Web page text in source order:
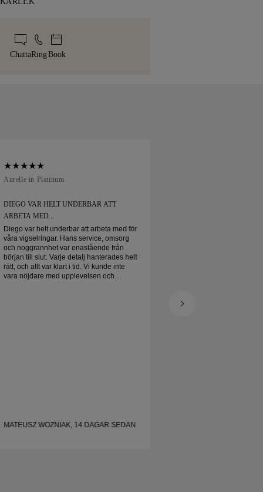
med leveransen. För vissa varor
eller Brinks. Skulle du inte vara helt
i vår ikoniska gula ask — elegant
ChattaRingBook
Aurelle in Platinum
DIEGO VAR HELT UNDERBAR ATT
ARBETA MED...
Diego var helt underbar att arbeta med för
våra vigselringar. Hans service, omsorg
och noggrannhet var enastående från
början till slut. Varje detalj hanterades helt
rätt, och allt var klart i tid. Vi kunde inte
vara nöjdare med upplevelsen och
MATEUSZ WOZNIAK, 14 DAGAR SEDAN